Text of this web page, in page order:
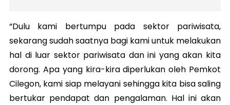
“Dulu kami bertumpu pada sektor pariwisata,
sekarang sudah saatnya bagi kami untuk melakukan
hal di luar sektor pariwisata dan ini yang akan kita
dorong. Apa yang kira-kira diperlukan oleh Pemkot
Cilegon, kami siap melayani sehingga kita bisa saling
bertukar pendapat dan pengalaman. Hal ini akan